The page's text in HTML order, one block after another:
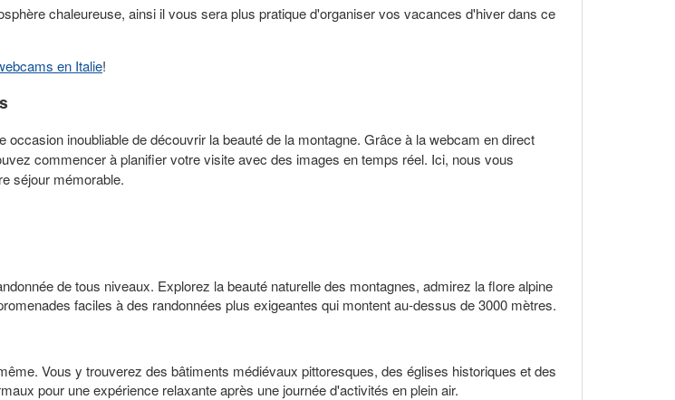
chaleureuse, ainsi il vous sera plus pratique d'organiser vos vacances d'hiver dans ce
en Italie!
occasion inoubliable de découvrir la beauté de la montagne. Grâce à la webcam en direct
commencer à planifier votre visite avec des images en temps réel. Ici, nous vous
séjour mémorable.
de tous niveaux. Explorez la beauté naturelle des montagnes, admirez la flore alpine
faciles à des randonnées plus exigeantes qui montent au-dessus de 3000 mètres.
Vous y trouverez des bâtiments médiévaux pittoresques, des églises historiques et des
pour une expérience relaxante après une journée d'activités en plein air.